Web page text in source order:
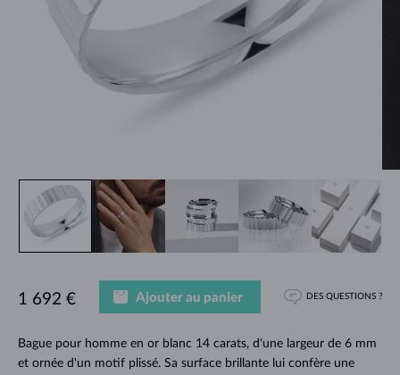
Bague pour homme en or blanc 14 carats, d'une largeur de 6 mm
et ornée d'un motif plissé. Sa surface brillante lui confère une
1 692 € Ajouter au panier DES QUESTIONS ?